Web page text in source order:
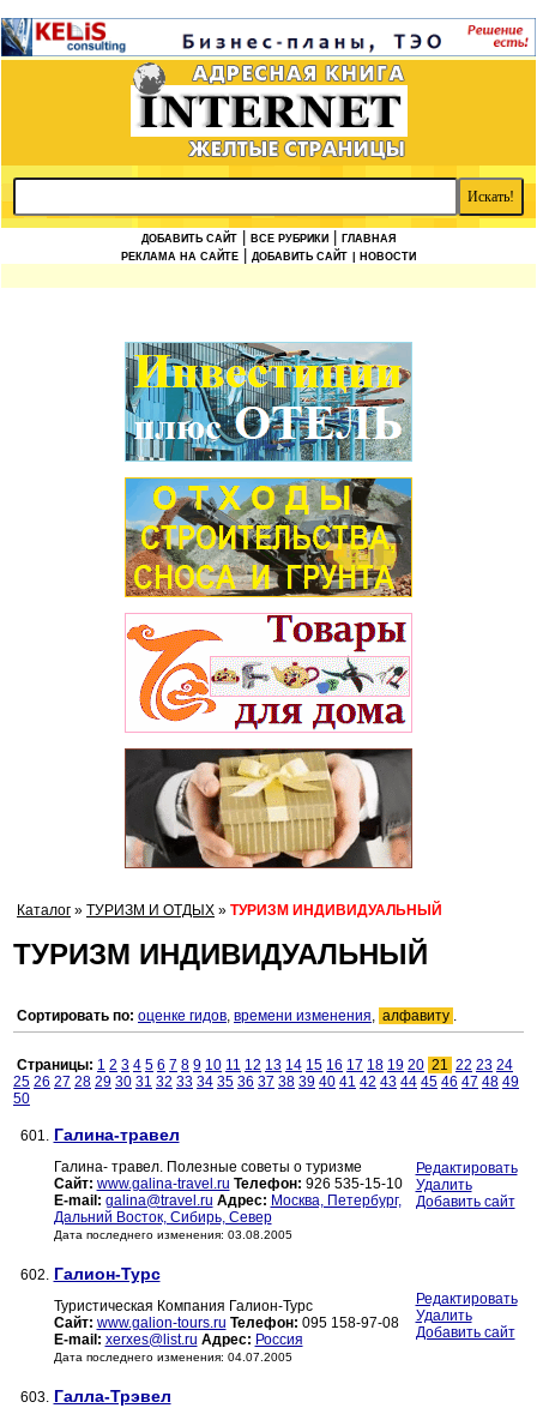
ДОБАВИТЬ САЙТ ВСЕ РУБРИКИ
ГЛАВНАЯ
РЕКЛАМА НА САЙТЕ
ДОБАВИТЬ САЙТ | НОВОСТИ
Каталог » ТУРИЗМ И ОТДЫХ » ТУРИЗМ ИНДИВИДУАЛЬНЫЙ
ТУРИЗМ ИНДИВИДУАЛЬНЫЙ
Сортировать по: оценке гидов, времени изменения, алфавиту .
Страницы: 1 2 3 4 5 6 7 8 9 10 11 12 13 14 15 16 17 18 19 20 21 22 23 24
25 26 27 28 29 30 31 32 33 34 35 36 37 38 39 40 41 42 43 44 45 46 47 48 49
50
601. Галина-травел
Галина- травел. Полезные советы о туризме
Сайт: www.galina-travel.ru Телефон: 926 535-15-10
E-mail: galina@travel.ru Адрес: Москва, Петербург,
Дальний Восток, Сибирь, Север
Дата последнего изменения: 03.08.2005
Редактировать
Удалить
Добавить сайт
602. Галион-Турс
Туристическая Компания Галион-Турс
Сайт: www.galion-tours.ru Телефон: 095 158-97-08
E-mail: xerxes@list.ru Адрес: Россия
Дата последнего изменения: 04.07.2005
Редактировать
Удалить
Добавить сайт
603. Галла-Трэвел